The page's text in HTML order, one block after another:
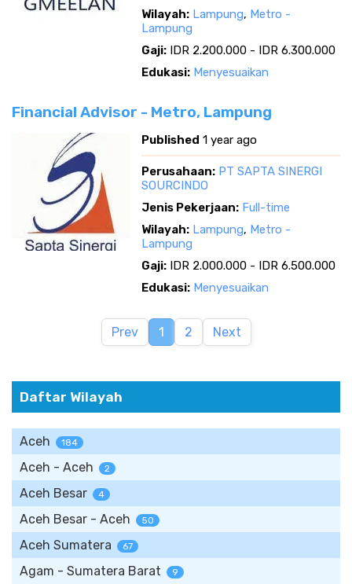
Wilayah: Lampung, Metro -
Lampung
Gaji: IDR 2.200.000 - IDR 6.300.000
Edukasi: Menyesuaikan
Financial Advisor - Metro, Lampung
Published 1 year ago
Perusahaan: PT SAPTA SINERGI
SOURCINDO
Jenis Pekerjaan: Full-time
Wilayah: Lampung, Metro -
Lampung
Gaji: IDR 2.000.000 - IDR 6.500.000
Edukasi: Menyesuaikan
Prev 1 2 Next
Daftar Wilayah
Aceh 184
Aceh - Aceh 2
Aceh Besar 4
Aceh Besar - Aceh 50
Aceh Sumatera 67
Agam - Sumatera Barat 9